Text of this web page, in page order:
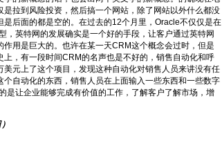
拉到风险投资，然后搞一个网站，除了网站以外什么都没
后面的都是空的。在过去的12个月里，Oracle不仅仅是在
英特网的发展确实是一个好的手段，让客户通过英特网
用是巨大的。也许在某一天CRM这个概念会过时，但是
，有一段时间CRM的名声也是不好的，销售自动化和呼
元上了这个项目，发现这种自动化对销售人员来讲没有任
自动化的东西，销售人员在上面输入一些东西和一些数字
是让企业能够完成有价值的工作，了解客户了解市场，增